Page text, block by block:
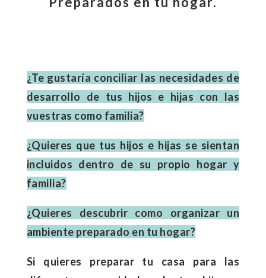
¿Te gustaría conciliar las necesidades de
desarrollo de tus hijos e hijas con las
vuestras como familia?
¿Quieres que tus hijos e hijas se sientan
incluidos dentro de su propio hogar y
familia?
¿Quieres descubrir como organizar un
ambiente preparado en tu hogar?
Si quieres preparar tu casa para las